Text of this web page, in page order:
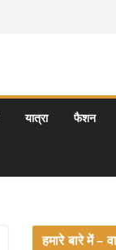
यात्रा फैशन
हमारे बारे में –